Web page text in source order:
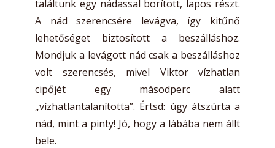
találtunk egy nádassal borított, lapos részt.
A nád szerencsére levágva, így kitűnő
lehetőséget biztosított a beszálláshoz.
Mondjuk a levágott nád csak a beszálláshoz
volt szerencsés, mivel Viktor vízhatlan
cipőjét egy másodperc alatt
„vízhatlantalanította”. Értsd: úgy átszúrta a
nád, mint a pinty! Jó, hogy a lábába nem állt
bele.